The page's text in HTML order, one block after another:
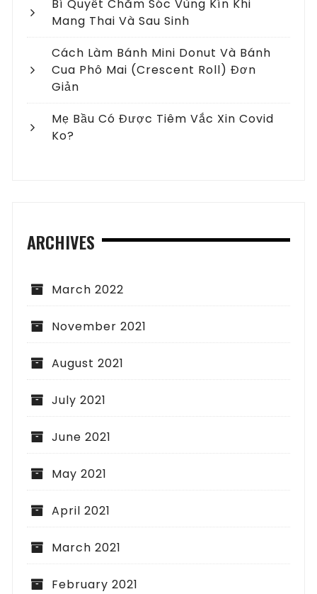
Bí Quyết Chăm Sóc Vùng Kín Khi
Mang Thai Và Sau Sinh
Cách Làm Bánh Mini Donut Và Bánh
Cua Phô Mai (crescent Roll) Đơn
Giản
Mẹ Bầu Có Được Tiêm Vắc Xin Covid
Ko?
ARCHIVES
March 2022
November 2021
August 2021
July 2021
June 2021
May 2021
April 2021
March 2021
February 2021